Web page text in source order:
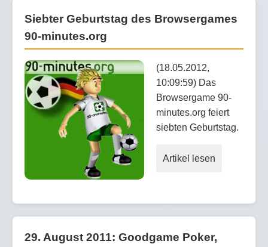
Siebter Geburtstag des Browsergames
90-minutes.org
(18.05.2012,
10:09:59) Das
Browsergame 90-
minutes.org feiert
siebten Geburtstag.
Artikel lesen
29. August 2011: Goodgame Poker,